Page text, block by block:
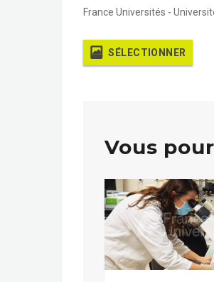
France Universités -
SÉLECTIONNER
Vous